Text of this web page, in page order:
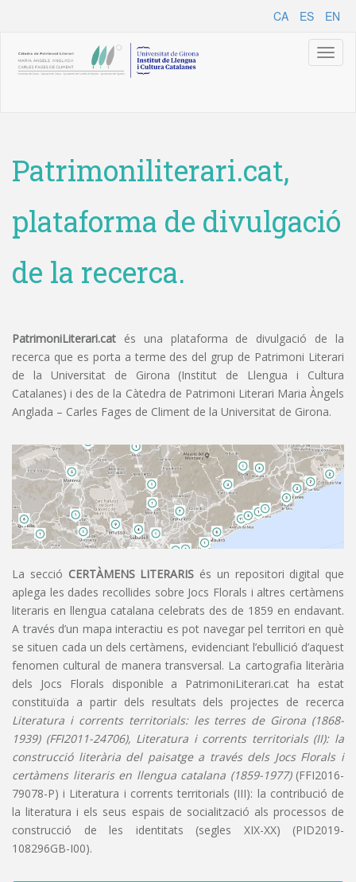
CA ES EN
Patrimoniliterari.cat,
plataforma de divulgació
de la recerca.
PatrimoniLiterari.cat és una plataforma de divulgació de la
recerca que es porta a terme des del grup de Patrimoni Literari
de la Universitat de Girona (Institut de Llengua i Cultura
Catalanes) i des de la Càtedra de Patrimoni Literari Maria Àngels
Anglada – Carles Fages de Climent de la Universitat de Girona.
La secció CERTÀMENS LITERARIS és un repositori digital que
aplega les dades recollides sobre Jocs Florals i altres certàmens
literaris en llengua catalana celebrats des de 1859 en endavant.
A través d’un mapa interactiu es pot navegar pel territori en què
se situen cada un dels certàmens, evidenciant l’ebullició d’aquest
fenomen cultural de manera transversal. La cartografia literària
dels Jocs Florals disponible a PatrimoniLiterari.cat ha estat
constituïda a partir dels resultats dels projectes de recerca
Literatura i corrents territorials: les terres de Girona (1868-
1939) (FFI2011-24706), Literatura i corrents territorials (II): la
construcció literària del paisatge a través dels Jocs Florals i
certàmens literaris en llengua catalana (1859-1977)(FFI2016-
79078-P) i Literatura i corrents territorials (III): la contribució de
la literatura i els seus espais de socialització als processos de
construcció de les identitats (segles XIX-XX) (PID2019-
108296GB-I00).